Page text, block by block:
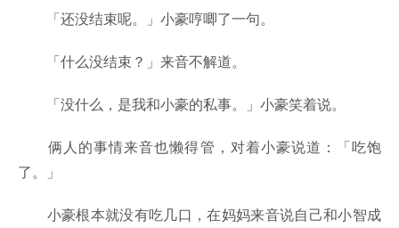
「还没结束呢。」小豪哼唧了一句。
「什么没结束？」来音不解道。
「没什么，是我和小豪的私事。」小豪笑着说。
俩人的事情来音也懒得管，对着小豪说道：「吃饱
了。」
小豪根本就没有吃几口，在妈妈来音说自己和小智成